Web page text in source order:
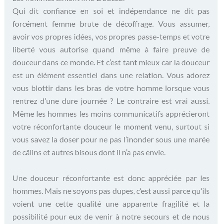
Qui dit confiance en soi et indépendance ne dit pas
forcément femme brute de décoffrage. Vous assumer,
avoir vos propres idées, vos propres passe-temps et votre
liberté vous autorise quand même à faire preuve de
douceur dans ce monde. Et c’est tant mieux car la douceur
est un élément essentiel dans une relation. Vous adorez
vous blottir dans les bras de votre homme lorsque vous
rentrez d’une dure journée ? Le contraire est vrai aussi.
Même les hommes les moins communicatifs apprécieront
votre réconfortante douceur le moment venu, surtout si
vous savez la doser pour ne pas l’inonder sous une marée
de câlins et autres bisous dont il n’a pas envie.
Une douceur réconfortante est donc appréciée par les
hommes. Mais ne soyons pas dupes, c’est aussi parce qu’ils
voient une cette qualité une apparente fragilité et la
possibilité pour eux de venir à notre secours et de nous